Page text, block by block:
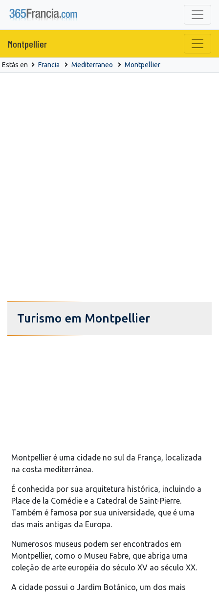
Montpellier
Estás en Francia Mediterraneo Montpellier
Turismo em Montpellier
Montpellier é uma cidade no sul da França, localizada
na costa mediterrânea.
É conhecida por sua arquitetura histórica, incluindo a
Place de la Comédie e a Catedral de Saint-Pierre.
Também é famosa por sua universidade, que é uma
das mais antigas da Europa.
Numerosos museus podem ser encontrados em
Montpellier, como o Museu Fabre, que abriga uma
coleção de arte européia do século XV ao século XX.
A cidade possui o Jardim Botânico, um dos mais